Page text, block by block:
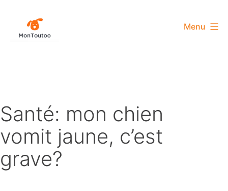
Menu
Santé: mon chien
vomit jaune, c’est
grave?